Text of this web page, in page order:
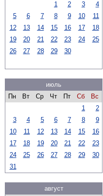
1
2 3
4
5
6 7 8 9 10
11
12
13 14 15 16 17
18
19
20 21 22 23 24
25
26
27 28 29 30
июль
Пн
Вт Ср Чт Пт Сб
Вс
1
2
3
4 5 6 7 8
9
10
11 12 13 14 15
16
17
18 19 20 21 22
23
24
25 26 27 28 29
30
31
август